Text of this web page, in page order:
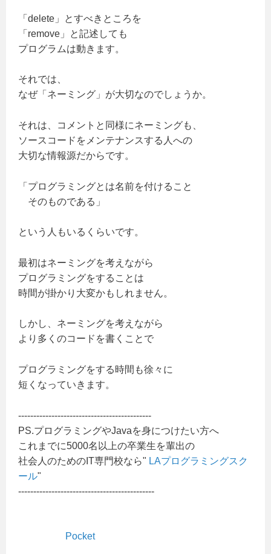
「delete」とすべきところを
「remove」と記述しても
プログラムは動きます。
それでは、
なぜ「ネーミング」が大切なのでしょうか。
それは、コメントと同様にネーミングも、
ソースコードをメンテナンスする人への
大切な情報源だからです。
「プログラミングとは名前を付けること
そのものである」
という人もいるくらいです。
最初はネーミングを考えながら
プログラミングをすることは
時間が掛かり大変かもしれません。
しかし、ネーミングを考えながら
より多くのコードを書くことで
プログラミングをする時間も徐々に
短くなっていきます。
--------------------------------------------
PS.プログラミングやJavaを身につけたい方へ
これまでに5000名以上の卒業生を輩出の
社会人のためのIT専門校なら" LAプログラミングスク
ール"
---------------------------------------------
Pocket